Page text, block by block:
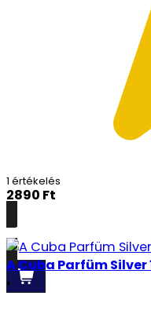
1 értékelés
2890 Ft
Részletek
A Cuba Parfüm Silver
•